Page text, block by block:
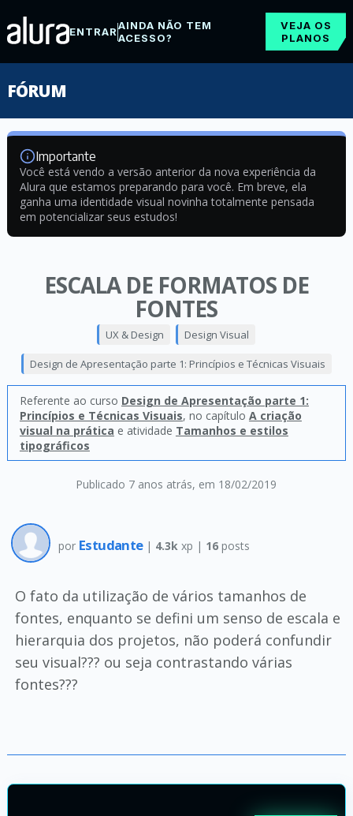
ENTRARAINDA NÃO TEM
ACESSO?
VEJA OS
PLANOS
FÓRUM
Importante
Você está vendo a versão anterior da nova experiência da
Alura que estamos preparando para você. Em breve, ela
ganha uma identidade visual novinha totalmente pensada
em potencializar seus estudos!
ESCALA DE FORMATOS DE
FONTES
Publicado 7 anos atrás, em 18/02/2019
UX & Design Design Visual
Design de Apresentação parte 1: Princípios e Técnicas Visuais
Referente ao curso Design de Apresentação parte 1:
Princípios e Técnicas Visuais, no capítulo A criação
visual na prática e atividade Tamanhos e estilos
tipográficos
por Estudante | 4.3k xp | 16posts
O fato da utilização de vários tamanhos de
fontes, enquanto se defini um senso de escala e
hierarquia dos projetos, não poderá confundir
seu visual??? ou seja contrastando várias
fontes???